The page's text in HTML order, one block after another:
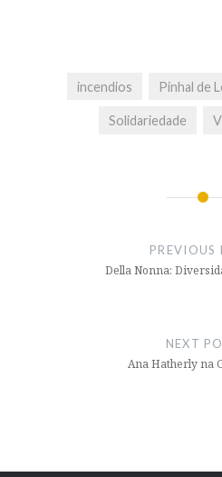
incendios Pinhal de
Solidariedade
PREVIOUS
Della Nonna:
NEXT
Ana Hatherly na